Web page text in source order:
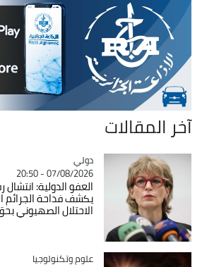
آخر المقالات
Catégorie
دولي
07/08/2026 - 20:50
يكشف فداحة الجرائم
الاحتلال الصهيوني بحق
Catégorie
علوم وتكنولوجيا